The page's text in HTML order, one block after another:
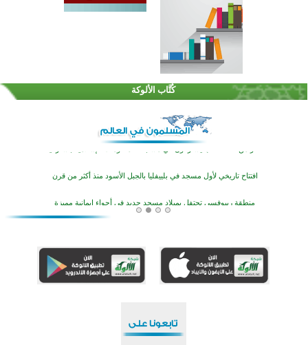
كُتَّاب الألوكة
اختتام الدورة التاسعة لمسابقة حفظ وتلاوة القرآن الكريم في أزناكاييف
تيسليتش تختتم برنامجا تعليميا لتعزيز القيم وبناء الشخصية للشباب المسلمين
اختتام منافسات قرآنية متميزة في بنغلاديش بمشاركة 3000 متسابق
افتتاح تاريخي لأول مسجد في بلييفليا بالجبل الأسود منذ أكثر من قرن
منطقة ريبوفسي تحتفل بميلاد مسجد جديد في أجواء إيمانية مميزة
أكبر مشروع إسلامي في ريف أستراليا يفتتح أبوابه بعد سنوات من العمل والعطاء
اختتام الدورة التاسعة لمسابقة حفظ وتلاوة القرآن الكريم في أزناكاييف